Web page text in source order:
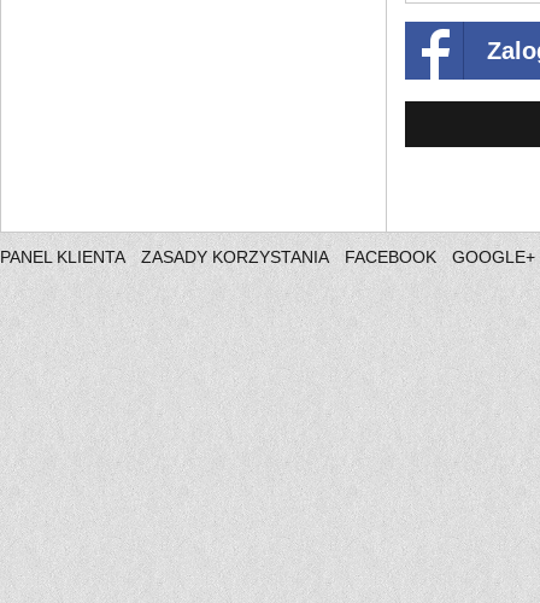
PANEL KLIENTA ZASADY KORZYSTANIA FACEBOOK GOOGLE+